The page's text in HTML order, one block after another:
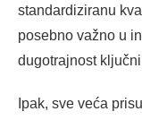
standardiziranu
posebno važno u
dugotrajnost
Ipak, sve veća